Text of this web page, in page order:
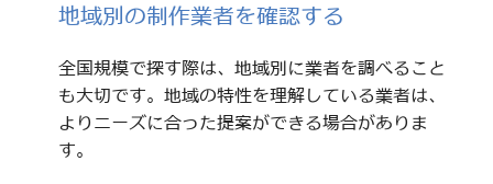
地域別の制作業者を確認する
全国規模で探す際は、地域別に業者を調べること
も大切です。地域の特性を理解している業者は、
よりニーズに合った提案ができる場合がありま
す。